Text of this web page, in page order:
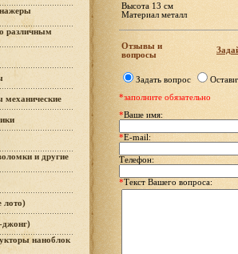
различным
механические
и другие
лото)
наноблок
Высота 13 см
Материал металл
Отзывы и
вопросы
Задать вопрос
*заполните обязательно
*Ваше имя:
*E-mail:
Телефон:
*Текст Вашего вопроса: